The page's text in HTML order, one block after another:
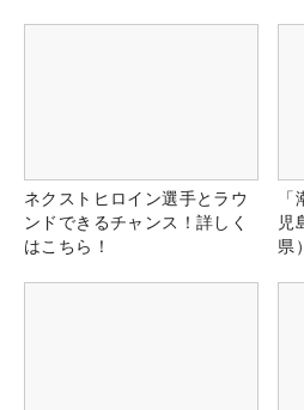
ネクストヒロイン選手とラウ
ンドできるチャンス！詳しく
はこちら！
児
県